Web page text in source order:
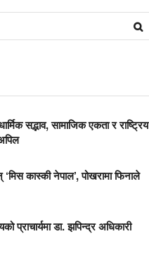
सद्भाव, सामाजिक एकता र राष्ट्रिय
कास्की नेपाल’, पोखरामा फिनाले
प्राचार्यमा डा. झपिन्द्र अधिकारी